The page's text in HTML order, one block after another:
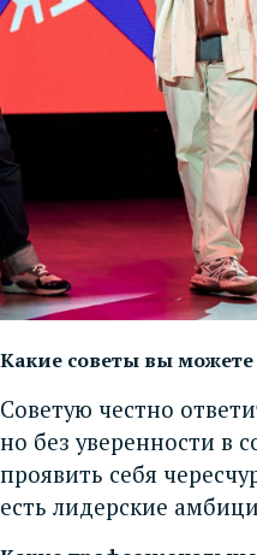
Какие советы вы можете
Советую честно
но без уверенности в
проявить себя
есть лидерские